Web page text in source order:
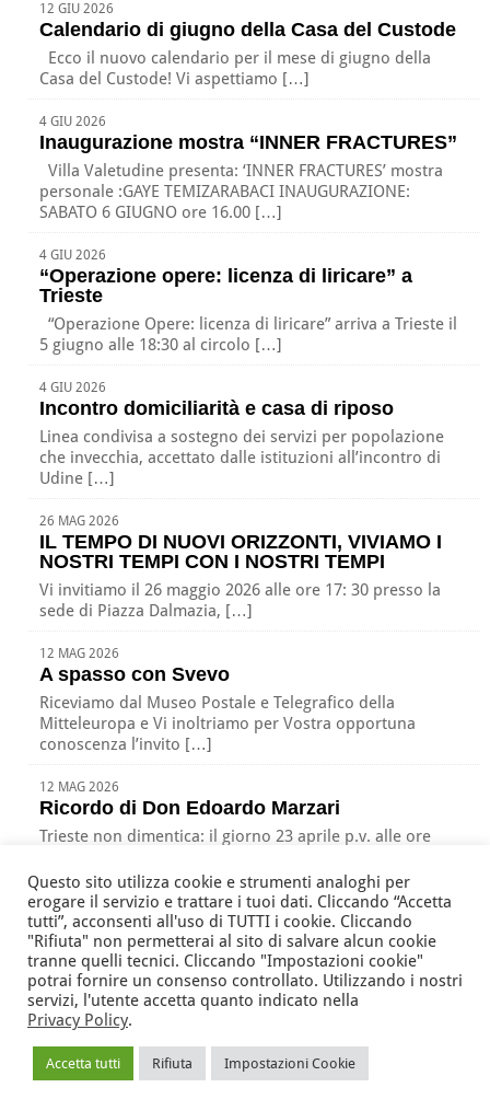
12 GIU 2026
Calendario di giugno della Casa del Custode
Ecco il nuovo calendario per il mese di giugno della
Casa del Custode! Vi aspettiamo […]
4 GIU 2026
Inaugurazione mostra “INNER FRACTURES”
Villa Valetudine presenta: ‘INNER FRACTURES’ mostra
personale :GAYE TEMIZARABACI INAUGURAZIONE:
SABATO 6 GIUGNO ore 16.00 […]
4 GIU 2026
“Operazione opere: licenza di liricare” a
Trieste
“Operazione Opere: licenza di liricare” arriva a Trieste il
5 giugno alle 18:30 al circolo […]
4 GIU 2026
Incontro domiciliarità e casa di riposo
Linea condivisa a sostegno dei servizi per popolazione
che invecchia, accettato dalle istituzioni all’incontro di
Udine […]
26 MAG 2026
IL TEMPO DI NUOVI ORIZZONTI, VIVIAMO I
NOSTRI TEMPI CON I NOSTRI TEMPI
Vi invitiamo il 26 maggio 2026 alle ore 17: 30 presso la
sede di Piazza Dalmazia, […]
12 MAG 2026
A spasso con Svevo
Riceviamo dal Museo Postale e Telegrafico della
Mitteleuropa e Vi inoltriamo per Vostra opportuna
conoscenza l’invito […]
12 MAG 2026
Ricordo di Don Edoardo Marzari
Trieste non dimentica: il giorno 23 aprile p.v. alle ore
Associazione Nazionale Tutte le Età Attive per la Solidarietà
della Regione Friuli Venezia Giulia ODV
via Battistig, 60 -33100Udine Tel/Fax +39 0432 246432
anteas@volontariato.fvg.it
- C.F. 94067020308 |
Questo sito utilizza cookie e strumenti analoghi per
erogare il servizio e trattare i tuoi dati. Cliccando “Accetta
tutti”, acconsenti all'uso di TUTTI i cookie. Cliccando
"Rifiuta" non permetterai al sito di salvare alcun cookie
tranne quelli tecnici. Cliccando "Impostazioni cookie"
potrai fornire un consenso controllato. Utilizzando i nostri
servizi, l'utente accetta quanto indicato nella
Privacy Policy.
Accetta tutti Rifiuta Impostazioni Cookie